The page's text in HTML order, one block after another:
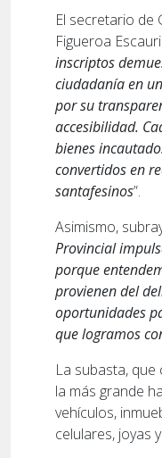
El secretario de
Figueroa
inscriptos
ciudadanía en
por su
accesibilidad.
bienes
convertidos en
santafesinos”.
Asimismo,
Provincial
porque
provienen del
oportunidades
que logramos
La subasta,
la más grande
vehículos,
celulares, joyas